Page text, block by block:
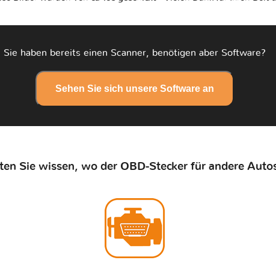
Sie haben bereits einen Scanner, benötigen aber Software?
Sehen Sie sich unsere Software an
Sie wissen, wo der OBD-Stecker für andere